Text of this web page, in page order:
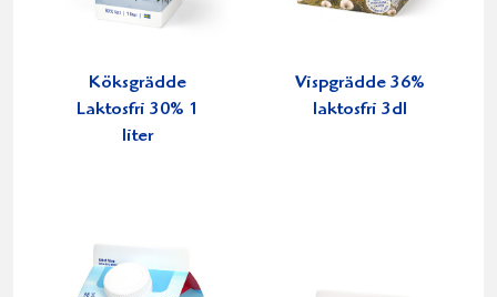
Köksgrädde
Laktosfri 30% 1
liter
Vispgrädde 36%
laktosfri 3dl